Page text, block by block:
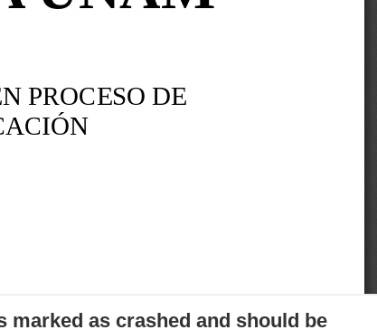
marked as crashed and should be